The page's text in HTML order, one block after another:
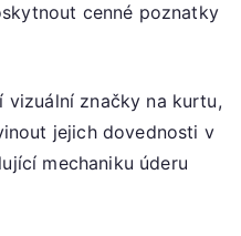
cenné poznatky
vizuální značky na kurtu,
jejich dovednosti v
mechaniku úderu